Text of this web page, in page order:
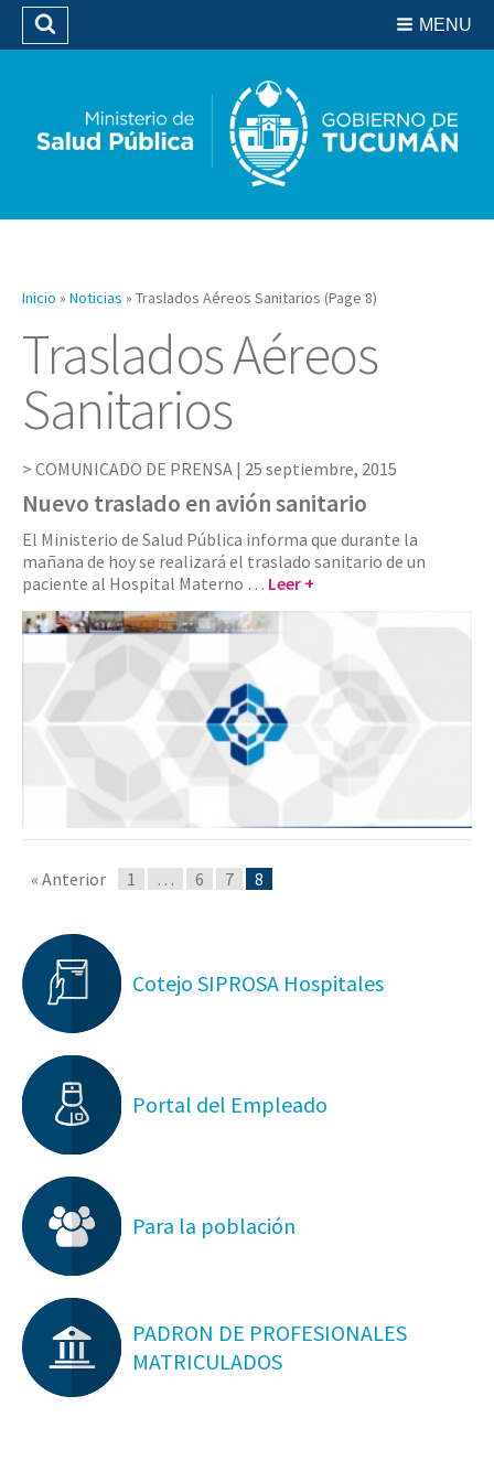
Biblioteca
MENU
Buscar
Inicio » Noticias » Traslados Aéreos Sanitarios (Page 8)
Traslados Aéreos
Sanitarios
COMUNICADO DE PRENSA | 25 septiembre, 2015
Nuevo traslado en avión sanitario
El Ministerio de Salud Pública informa que durante la
mañana de hoy se realizará el traslado sanitario de un
paciente al Hospital Materno … Leer +
« Anterior 1 … 6 7 8
Cotejo SIPROSA Hospitales
Portal del Empleado
Para la población
PADRON DE PROFESIONALES
MATRICULADOS